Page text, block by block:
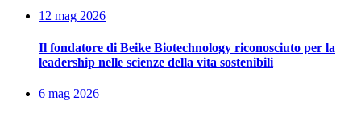
12 mag 2026
Il fondatore di Beike Biotechnology riconosciuto per la
leadership nelle scienze della vita sostenibili
6 mag 2026